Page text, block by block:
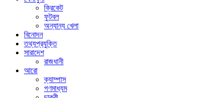
ক্রিকেট
ফুটবল
অন্যান্য খেলা
বিনোদন
তথ্যপ্রযুক্তি
সারাদেশ
রাজধানী
আরো
ক্যাম্পাস
গণমাধ্যম